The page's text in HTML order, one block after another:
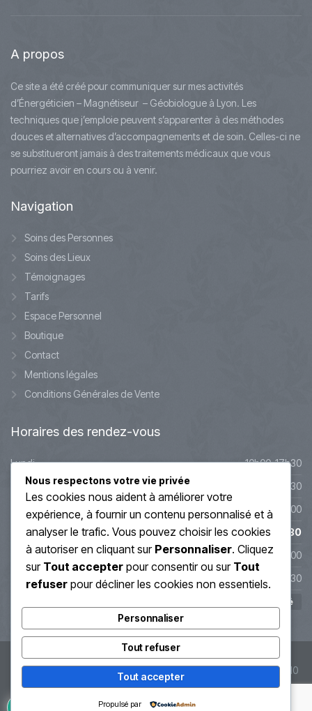
A propos
Ce site a été créé pour communiquer sur mes activités
d’Énergéticien – Magnétiseur – Géobiologue à Lyon. Les
techniques que j’emploie peuvent s’apparenter à des méthodes
douces et alternatives d’accompagnements et de soin. Celles-ci ne
se substitueront jamais à des traitements médicaux que vous
pourriez avoir en cours ou à venir.
Navigation
Soins des Personnes
Soins des Lieux
Témoignages
Tarifs
Espace Personnel
Boutique
Contact
Mentions légales
Conditions Générales de Vente
Horaires des rendez-vous
Lundi
10h00-17h30
Mardi
10h00-17h30
Mercredi
9h45-20h00
Jeudi
10h00-19h30
Vendredi
10h00-19h00
Samedi
10h00-17h30
Fermé
© Soin Énergétique Lyon 2019 - Régis Grand - SIRET : 407 913 110
00059
Guérisseur à Lyon
Nous respectons votre vie privée
Les cookies nous aident à améliorer votre
expérience, à fournir un contenu personnalisé et à
analyser le trafic. Vous pouvez choisir les cookies
à autoriser en cliquant sur Personnaliser. Cliquez
sur Tout accepter pour consentir ou sur Tout
refuser pour décliner les cookies non essentiels.
Personnaliser
Tout refuser
Tout accepter
Propulsé par